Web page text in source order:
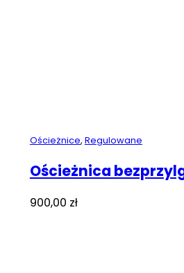
Ościeżnice, Regulowane
Ościeżnica
900,00 zł